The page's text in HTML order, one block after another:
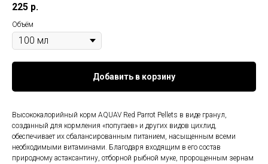
225 р.
Объём
Добавить в корзину
Высококалорийный корм AQUAV Red Parrot Pellets в виде гранул,
созданный для кормления «попугаев» и других видов цихлид,
обеспечивает их сбалансированным питанием, насыщенным всеми
необходимыми витаминами. Благодаря входящим в его состав
природному астаксантину, отборной рыбной муке, пророщенным зернам